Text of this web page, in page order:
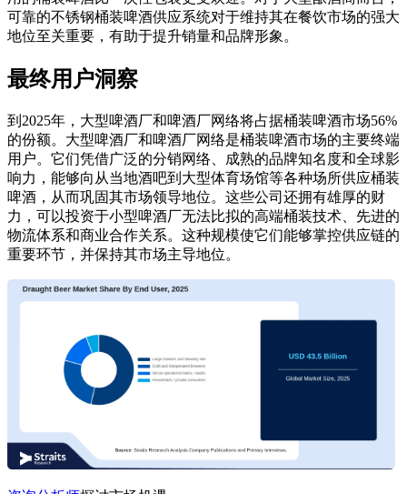
可靠的不锈钢桶装啤酒供应系统对于维持其在餐饮市场的强大
地位至关重要，有助于提升销量和品牌形象。
最终用户洞察
到2025年，大型啤酒厂和啤酒厂网络将占据桶装啤酒市场56%
的份额。大型啤酒厂和啤酒厂网络是桶装啤酒市场的主要终端
用户。它们凭借广泛的分销网络、成熟的品牌知名度和全球影
响力，能够向从当地酒吧到大型体育场馆等各种场所供应桶装
啤酒，从而巩固其市场领导地位。这些公司还拥有雄厚的财
力，可以投资于小型啤酒厂无法比拟的高端桶装技术、先进的
物流体系和商业合作关系。这种规模使它们能够掌控供应链的
重要环节，并保持其市场主导地位。